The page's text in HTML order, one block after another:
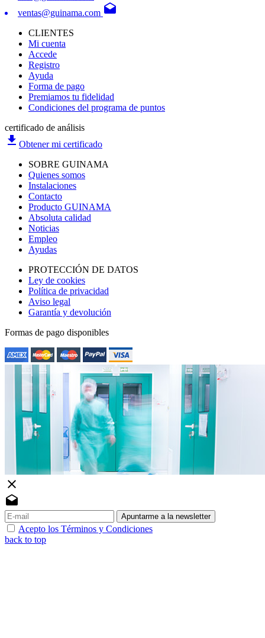
ventas@guinama.com drafts
CLIENTES
Mi cuenta
Accede
Registro
Ayuda
Forma de pago
Premiamos tu fidelidad
Condiciones del programa de puntos
certificado de análisis
file_download Obtener mi certificado
SOBRE GUINAMA
Quienes somos
Instalaciones
Contacto
Producto GUINAMA
Absoluta calidad
Noticias
Empleo
Ayudas
PROTECCIÓN DE DATOS
Ley de cookies
Política de privacidad
Aviso legal
Garantía y devolución
Formas de pago disponibles
close
drafts
Apuntarme a la newsletter
Acepto los Términos y Condiciones
back to top